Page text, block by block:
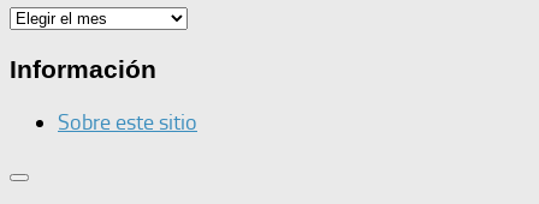
Histórico
noticias
Información
Sobre este sitio